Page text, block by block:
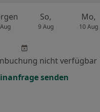
So,
9 Aug
Mo,
10 Aug
nicht verfügbar
senden